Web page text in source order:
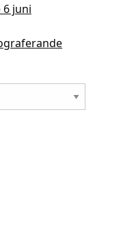
6 juni